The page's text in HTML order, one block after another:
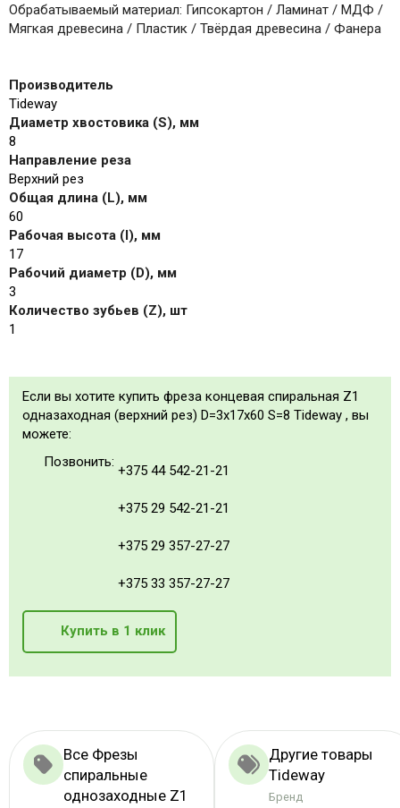
Обрабатываемый материал: Гипсокартон / Ламинат / МДФ /
Мягкая древесина / Пластик / Твёрдая древесина / Фанера
Производитель
Tideway
Диаметр хвостовика (S), мм
8
Направление реза
Верхний рез
Общая длина (L), мм
60
Рабочая высота (I), мм
17
Рабочий диаметр (D), мм
3
Количество зубьев (Z), шт
1
Если вы хотите купить фреза концевая спиральная Z1
одназаходная (верхний рез) D=3x17x60 S=8 Tideway , вы
можете:
Позвонить:
+375 44 542-21-21
+375 29 542-21-21
+375 29 357-27-27
+375 33 357-27-27
Купить в 1 клик
Все Фрезы
спиральные
однозаходные Z1
Другие товары
Tideway
Бренд